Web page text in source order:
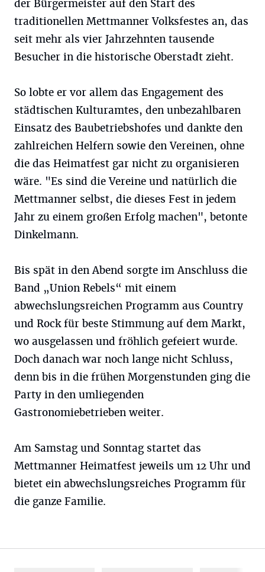
der Bürgermeister auf den Start des
traditionellen Mettmanner Volksfestes an, das
seit mehr als vier Jahrzehnten tausende
Besucher in die historische Oberstadt zieht.
So lobte er vor allem das Engagement des
städtischen Kulturamtes, den unbezahlbaren
Einsatz des Baubetriebshofes und dankte den
zahlreichen Helfern sowie den Vereinen, ohne
die das Heimatfest gar nicht zu organisieren
wäre. "Es sind die Vereine und natürlich die
Mettmanner selbst, die dieses Fest in jedem
Jahr zu einem großen Erfolg machen", betonte
Dinkelmann.
Bis spät in den Abend sorgte im Anschluss die
Band „Union Rebels“ mit einem
abwechslungsreichen Programm aus Country
und Rock für beste Stimmung auf dem Markt,
wo ausgelassen und fröhlich gefeiert wurde.
Doch danach war noch lange nicht Schluss,
denn bis in die frühen Morgenstunden ging die
Party in den umliegenden
Gastronomiebetrieben weiter.
Am Samstag und Sonntag startet das
Mettmanner Heimatfest jeweils um 12 Uhr und
bietet ein abwechslungsreiches Programm für
die ganze Familie.